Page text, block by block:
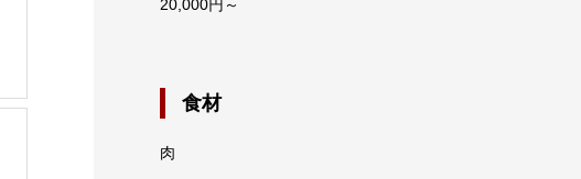
20,000円～
食材
肉